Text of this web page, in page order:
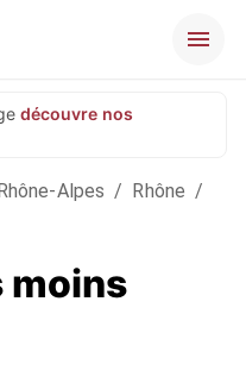
découvre nos
Alpes / Rhône /
moins